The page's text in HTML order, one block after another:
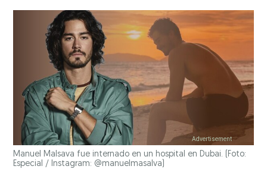
Manuel Malsava fue internado en un hospital en Dubai. (Foto:
Especial / Instagram: @manuelmasalva)